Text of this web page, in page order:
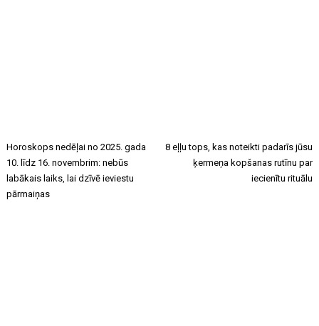
Horoskops nedēļai no 2025. gada
10. līdz 16. novembrim: nebūs
labākais laiks, lai dzīvē ieviestu
pārmaiņas
8 eļļu tops, kas noteikti padarīs jūsu
ķermeņa kopšanas rutīnu par
iecienītu rituālu